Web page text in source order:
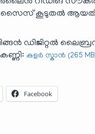
റീഡിങ്
സൈസ് കൂടുതൽ
ഡിജിറ്റൽ
കളർ സ്കാൻ (265
Facebook